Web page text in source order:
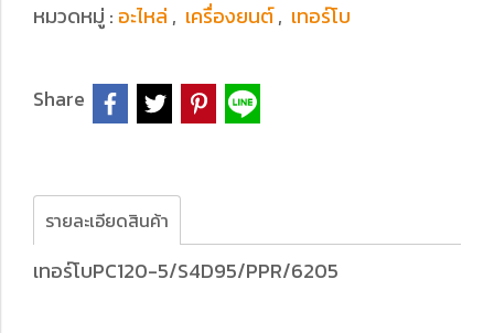
หมวดหมู่ : อะไหล่ , เครื่องยนต์, เทอร์โบ
Share
รายละเอียดสินค้า
เทอร์โบPC120-5/S4D95/PPR/6205